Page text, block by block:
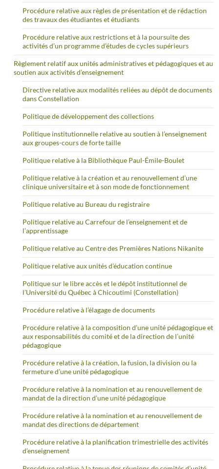
Procédure relative aux règles de présentation et de rédaction
des travaux des étudiantes et étudiants
Procédure relative aux restrictions et à la poursuite des
activités d’un programme d’études de cycles supérieurs
Règlement relatif aux unités administratives et pédagogiques et au
soutien aux activités d’enseignement
Directive relative aux modalités reliées au dépôt de documents
dans Constellation
Politique de développement des collections
Politique institutionnelle relative au soutien à l’enseignement
aux groupes-cours de forte taille
Politique relative à la Bibliothèque Paul-Émile-Boulet
Politique relative à la création et au renouvellement d’une
clinique universitaire et à son mode de fonctionnement
Politique relative au Bureau du registraire
Politique relative au Carrefour de l’enseignement et de
l’apprentissage
Politique relative au Centre des Premières Nations Nikanite
Politique relative aux unités d’éducation continue
Politique sur le libre accès et le dépôt institutionnel de
l’Université du Québec à Chicoutimi (Constellation)
Procédure relative à l’élagage de documents
Procédure relative à la composition d’une unité pédagogique et
aux responsabilités du comité et de la direction de l’unité
pédagogique
Procédure relative à la création, la fusion, la division ou la
fermeture d’une unité pédagogique
Procédure relative à la nomination et au renouvellement de
mandat de la direction d’une unité pédagogique
Procédure relative à la nomination et au renouvellement de
mandat des directions de département
Procédure relative à la planification trimestrielle des activités
d’enseignement